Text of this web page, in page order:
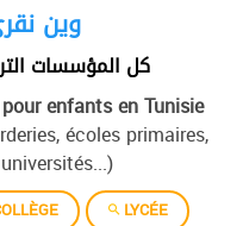
🤔 وين
كل المؤسسات
enfants en Tunisie
écoles primaires,
LYCÉE